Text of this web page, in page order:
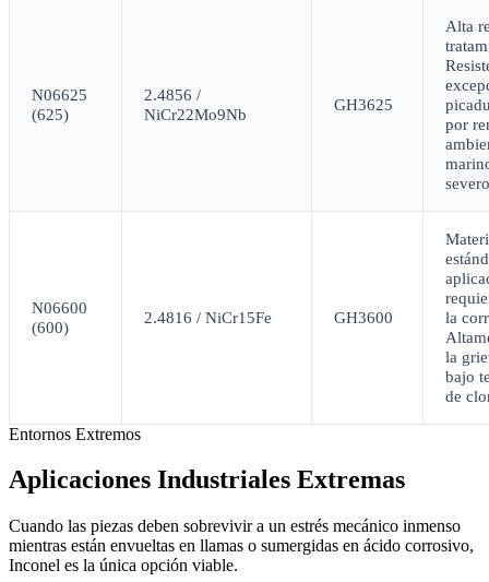
N06625
(625)
2.4856 /
NiCr22Mo9Nb
GH3625
Alta
por
N06600
(600)
2.4816 / NiCr15Fe GH3600
la
la
bajo
de
Entornos Extremos
Aplicaciones Industriales Extremas
Cuando las piezas deben sobrevivir a un estrés mecánico inmenso
mientras están envueltas en llamas o sumergidas en ácido corrosivo,
Inconel es la única opción viable.